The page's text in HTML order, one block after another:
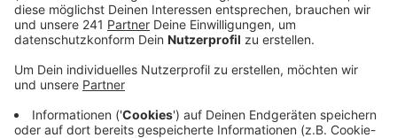
Anzeige
Das Euskirchener Amtsgericht hatte den damaligen
Chef des Euskirchener Vereins Türk Gencligi verurteilt.